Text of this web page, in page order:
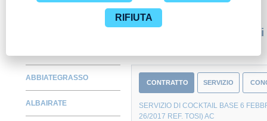
Monitora alcuni
ABBIATEGRASSO
ALBAIRATE
CONTRATTO SERVIZIO
SERVIZIO DI COCKTAIL BASE 6
26/2017 REF. TOSI) AC